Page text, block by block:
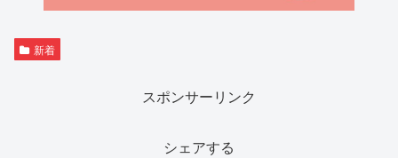
新着
スポンサーリンク
シェアする